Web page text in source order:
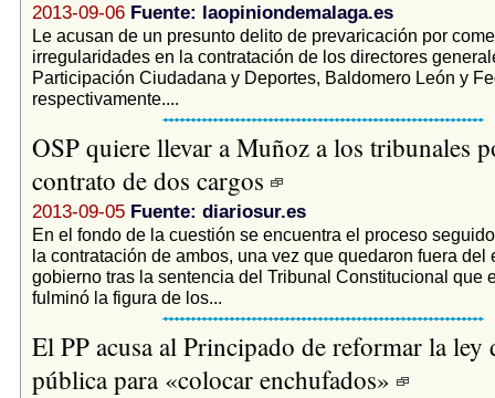
2013-09-06 Fuente: laopiniondemalaga.es
Le acusan de un presunto delito de prevaricación por
irregularidades en la contratación de los directores
Participación Ciudadana y Deportes, Baldomero León y
respectivamente....
OSP quiere llevar a Muñoz a los tribunales
contrato de dos cargos
2013-09-05 Fuente: diariosur.es
En el fondo de la cuestión se encuentra el proceso
la contratación de ambos, una vez que quedaron fuera del
gobierno tras la sentencia del Tribunal Constitucional que
fulminó la figura de los...
El PP acusa al Principado de reformar la ley
pública para «colocar enchufados»